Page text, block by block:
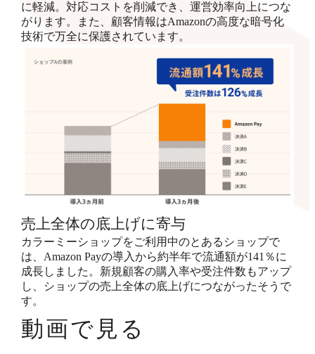
に軽減。対応コストを削減でき、運営効率向上につな
がります。また、顧客情報はAmazonの高度な暗号化
技術で万全に保護されています。
売上全体の底上げに寄与
カラーミーショップをご利用中のとあるショップで
は、Amazon Payの導入から約半年で流通額が141％に
成長しました。新規顧客の購入率や受注件数もアップ
し、ショップの売上全体の底上げにつながったそうで
す。
動画で見る